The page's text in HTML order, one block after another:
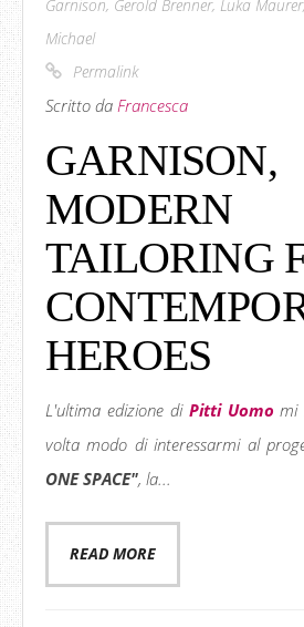
Garnison, Gerold Brenner, Luka Maurer,
Michael
Permalink
Scritto da Francesca
GARNISON,
MODERN
TAILORING
HEROES
L'ultima edizione di Pitti Uomo mi
volta modo di interessarmi al
ONE SPACE", la...
READ MORE